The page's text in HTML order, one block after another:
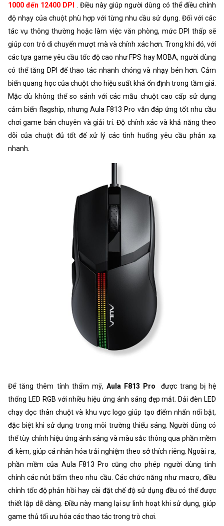
1000 đến 12400 DPI
. Điều này giúp người dùng có thể điều chỉnh
độ nhạy của chuột phù hợp với từng nhu cầu sử dụng. Đối với các
tác vụ thông thường hoặc làm việc văn phòng, mức DPI thấp sẽ
giúp con trỏ di chuyển mượt mà và chính xác hơn. Trong khi đó, với
các tựa game yêu cầu tốc độ cao như FPS hay MOBA, người dùng
có thể tăng DPI để thao tác nhanh chóng và nhạy bén hơn. Cảm
biến quang học của chuột cho hiệu suất khá ổn định trong tầm giá.
Mặc dù không thể so sánh với các mẫu chuột cao cấp sử dụng
cảm biến flagship, nhưng Aula F813 Pro vẫn đáp ứng tốt nhu cầu
chơi game bán chuyên và giải trí. Độ chính xác và khả năng theo
dõi của chuột đủ tốt để xử lý các tình huống yêu cầu phản xạ
nhanh.
Để tăng thêm tính thẩm mỹ, Aula F813 Pro
được trang bị hệ
thống LED RGB với nhiều hiệu ứng ánh sáng đẹp mắt. Dải đèn LED
chạy dọc thân chuột và khu vực logo giúp tạo điểm nhấn nổi bật,
đặc biệt khi sử dụng trong môi trường thiếu sáng. Người dùng có
thể tùy chỉnh hiệu ứng ánh sáng và màu sắc thông qua phần mềm
đi kèm, giúp cá nhân hóa trải nghiệm theo sở thích riêng. Ngoài ra,
phần mềm của Aula F813 Pro cũng cho phép người dùng tinh
chỉnh các nút bấm theo nhu cầu. Các chức năng như macro, điều
chỉnh tốc độ phản hồi hay cài đặt chế độ sử dụng đều có thể được
thiết lập dễ dàng. Điều này mang lại sự linh hoạt khi sử dụng, giúp
game thủ tối ưu hóa các thao tác trong trò chơi.